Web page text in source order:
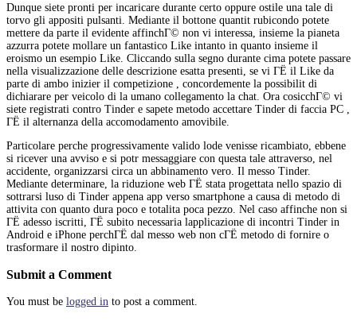
Dunque siete pronti per incaricare durante certo oppure ostile una tale di
torvo gli appositi pulsanti. Mediante il bottone quantit rubicondo potete
mettere da parte il evidente affinchГ© non vi interessa, insieme la pianeta
azzurra potete mollare un fantastico Like intanto in quanto insieme il
eroismo un esempio Like. Cliccando sulla segno durante cima potete passare
nella visualizzazione delle descrizione esatta presenti, se vi ГЁ il Like da
parte di ambo inizier il competizione , concordemente la possibilit di
dichiarare per veicolo di la umano collegamento la chat. Ora cosicchГ© vi
siete registrati contro Tinder e sapete metodo accettare Tinder di faccia PC ,
ГЁ il alternanza della accomodamento amovibile.
Particolare perche progressivamente valido lode venisse ricambiato, ebbene
si ricever una avviso e si potr messaggiare con questa tale attraverso, nel
accidente, organizzarsi circa un abbinamento vero. Il messo Tinder.
Mediante determinare, la riduzione web ГЁ stata progettata nello spazio di
sottrarsi luso di Tinder appena app verso smartphone a causa di metodo di
attivita con quanto dura poco e totalita poca pezzo. Nel caso affinche non si
ГЁ adesso iscritti, ГЁ subito necessaria lapplicazione di incontri Tinder in
Android e iPhone perchГЁ dal messo web non cГЁ metodo di fornire o
trasformare il nostro dipinto.
Submit a Comment
You must be logged in to post a comment.